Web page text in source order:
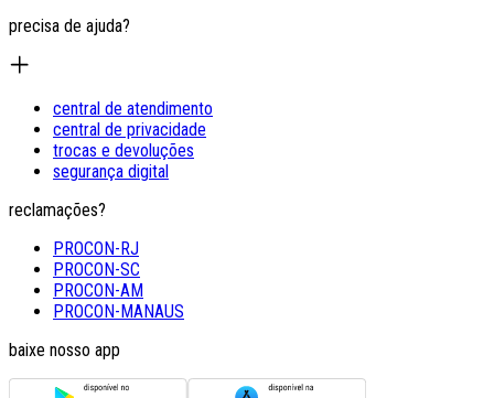
precisa de ajuda?
central de atendimento
central de privacidade
trocas e devoluções
segurança digital
reclamações?
PROCON-RJ
PROCON-SC
PROCON-AM
PROCON-MANAUS
baixe nosso app